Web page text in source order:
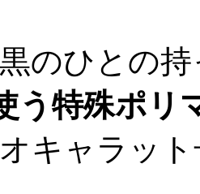
のひとの
う特殊ポリ
キャラッ